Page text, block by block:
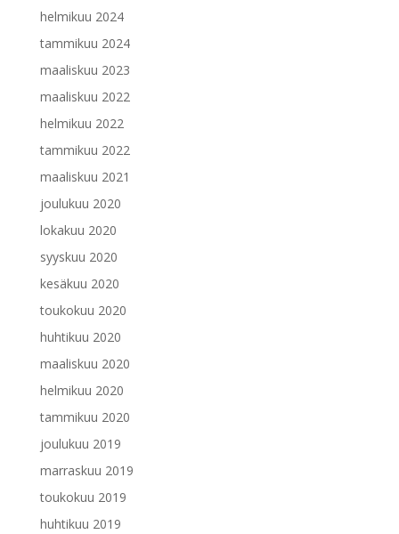
helmikuu 2024
tammikuu 2024
maaliskuu 2023
maaliskuu 2022
helmikuu 2022
tammikuu 2022
maaliskuu 2021
joulukuu 2020
lokakuu 2020
syyskuu 2020
kesäkuu 2020
toukokuu 2020
huhtikuu 2020
maaliskuu 2020
helmikuu 2020
tammikuu 2020
joulukuu 2019
marraskuu 2019
toukokuu 2019
huhtikuu 2019